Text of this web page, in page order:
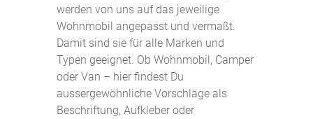
werden von uns auf das jeweilige
Wohnmobil angepasst und vermaßt.
Damit sind sie für alle Marken und
Typen geeignet. Ob Wohnmobil, Camper
oder Van – hier findest Du
aussergewöhnliche Vorschläge als
Beschriftung, Aufkleber oder